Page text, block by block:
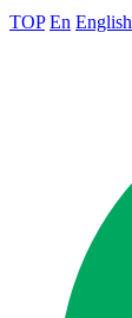
TOP En English